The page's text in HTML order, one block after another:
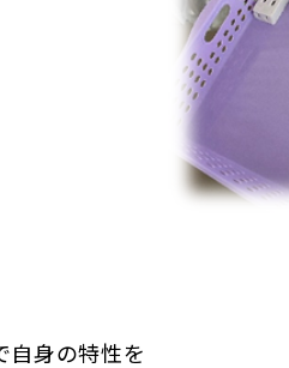
自身の特性を